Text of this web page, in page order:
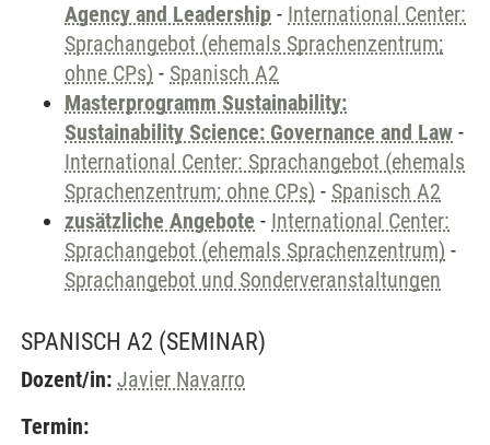
Agency and Leadership - International Center:
Sprachangebot (ehemals Sprachenzentrum;
ohne CPs) - Spanisch A2
Masterprogramm Sustainability:
Sustainability Science: Governance and Law -
International Center: Sprachangebot (ehemals
Sprachenzentrum; ohne CPs) - Spanisch A2
zusätzliche Angebote - International Center:
Sprachangebot (ehemals Sprachenzentrum) -
Sprachangebot und Sonderveranstaltungen
SPANISCH A2 (SEMINAR)
Dozent/in: Javier Navarro
Termin: